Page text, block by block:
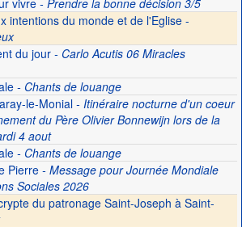
vivre- Prendre la bonne décision 3/5
intentions du monde et de l'Eglise -
du jour- Carlo Acutis 06 Miracles
- Chants de louange
le-Monial- Itinéraire nocturne d'un coeur
du Père Olivier Bonnewijn lors de la
4 aout
- Chants de louange
Pierre- Message pour Journée Mondiale
Sociales 2026
du patronage Saint-Joseph à Saint-